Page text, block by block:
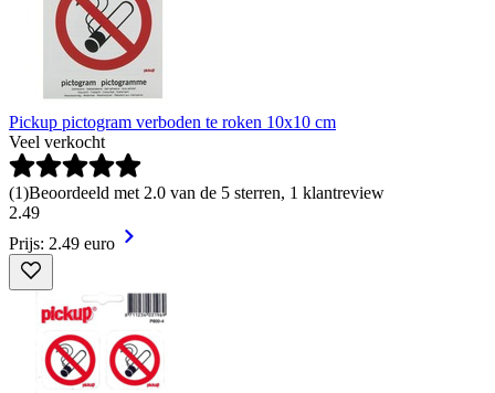
Pickup pictogram verboden te roken 10x10 cm
Veel verkocht
(1)Beoordeeld met 2.0 van de 5 sterren, 1 klantreview
2.49
Prijs: 2.49 euro